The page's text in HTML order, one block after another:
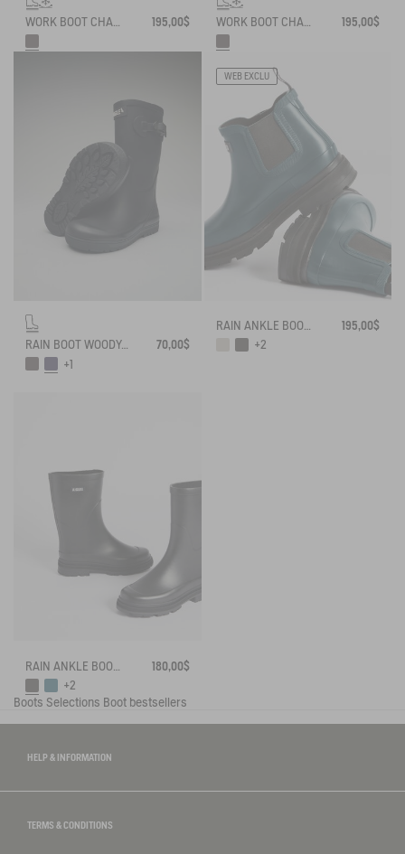
WORK BOOT CHAMBORD NEOPRENE-LINED 195,00$ WORK BOOT CHAMBORD NEOPRENE-LINED 195,00$
RAIN BOOT WOODY-POP
70,00$
+1
WEB EXCLU
195,00$
+2
180,00$
+2
Boots Selections Boot bestsellers
HELP & INFORMATION
TERMS & CONDITIONS